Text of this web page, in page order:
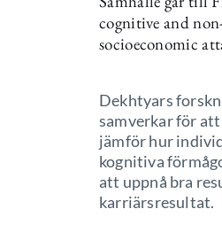
cognitive and
socioeconomic
Dekhtyars
samverkar för
jämför hur
kognitiva
att uppnå bra
karriärsresultat.